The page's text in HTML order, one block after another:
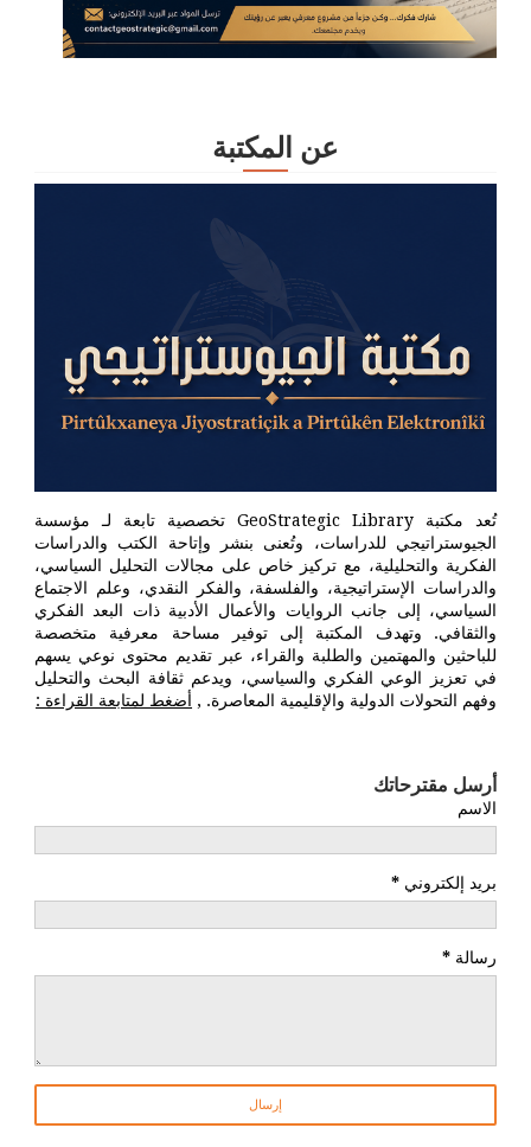
عن المكتبة
تُعد مكتبة GeoStrategic Library تخصصية تابعة لـ مؤسسة
الجيوستراتيجي للدراسات، وتُعنى بنشر وإتاحة الكتب والدراسات
الفكرية والتحليلية، مع تركيز خاص على مجالات التحليل السياسي،
والدراسات الإستراتيجية، والفلسفة، والفكر النقدي، وعلم الاجتماع
السياسي، إلى جانب الروايات والأعمال الأدبية ذات البعد الفكري
والثقافي. وتهدف المكتبة إلى توفير مساحة معرفية متخصصة
للباحثين والمهتمين والطلبة والقراء، عبر تقديم محتوى نوعي يسهم
في تعزيز الوعي الفكري والسياسي، ويدعم ثقافة البحث والتحليل
وفهم التحولات الدولية والإقليمية المعاصرة. , أضغط لمتابعة القراءة :
أرسل مقترحاتك
الاسم
بريد إلكتروني *
رسالة *